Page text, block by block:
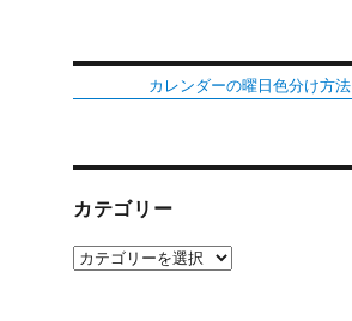
カレンダーの曜日色分け方法
カテゴリー
カ